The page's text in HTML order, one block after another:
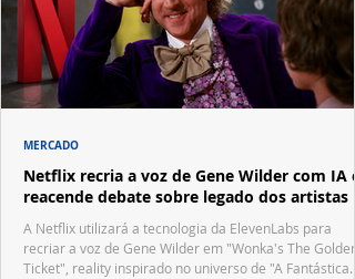
Netflix recria a voz de Gene Wilder com IA e
reacende debate sobre legado dos artistas
A Netflix utilizará a tecnologia da ElevenLabs para
recriar a voz de Gene Wilder em "Wonka's The Golden
Ticket", reality inspirado no universo de "A Fantástica
MERCADO